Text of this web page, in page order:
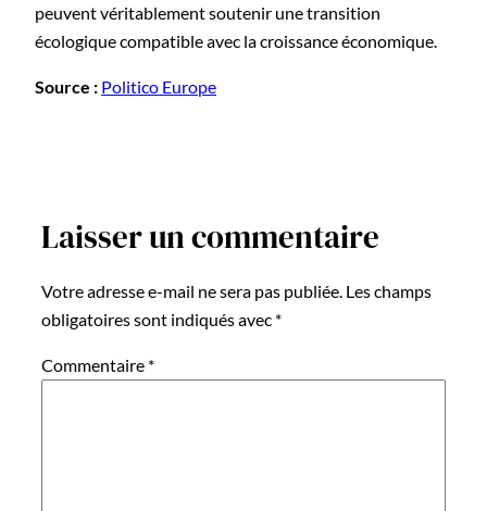
peuvent véritablement soutenir une transition
écologique compatible avec la croissance économique.
Source : Politico Europe
Laisser un commentaire
Votre adresse e-mail ne sera pas publiée. Les champs
obligatoires sont indiqués avec *
Commentaire *